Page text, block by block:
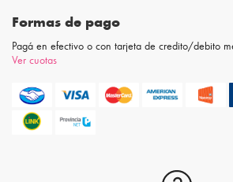
Formas de pago
Pagá en efectivo o con tarjeta de credito/debito
Ver cuotas